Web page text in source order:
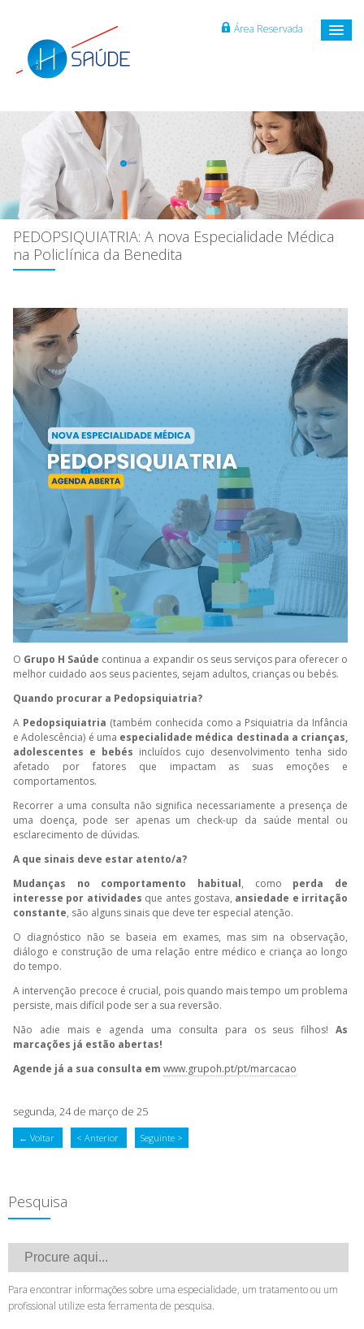
Área Reservada
PEDOPSIQUIATRIA: A nova Especialidade Médica
na Policlínica da Benedita
O Grupo H Saúde continua a expandir os seus serviços para oferecer o
melhor cuidado aos seus pacientes, sejam adultos, crianças ou bebés.
Quando procurar a Pedopsiquiatria?
A Pedopsiquiatria (também conhecida como a Psiquiatria da Infância
e Adolescência) é uma especialidade médica destinada a crianças,
adolescentes e bebés incluídos cujo desenvolvimento tenha sido
afetado por fatores que impactam as suas emoções e
comportamentos.
Recorrer a uma consulta não significa necessariamente a presença de
uma doença, pode ser apenas um check-up da saúde mental ou
esclarecimento de dúvidas.
A que sinais deve estar atento/a?
Mudanças no comportamento habitual, como perda de
interesse por atividades que antes gostava, ansiedade e irritação
constante, são alguns sinais que deve ter especial atenção.
O diagnóstico não se baseia em exames, mas sim na observação,
diálogo e construção de uma relação entre médico e criança ao longo
do tempo.
A intervenção precoce é crucial, pois quando mais tempo um problema
persiste, mais difícil pode ser a sua reversão.
Não adie mais e agenda uma consulta para os seus filhos! As
marcações já estão abertas!
Agende já a sua consulta em www.grupoh.pt/pt/marcacao
segunda, 24 de março de 25
← Voltar < Anterior Seguinte >
Pesquisa
Para encontrar informações sobre uma especialidade, um tratamento ou um
profissional utilize esta ferramenta de pesquisa.